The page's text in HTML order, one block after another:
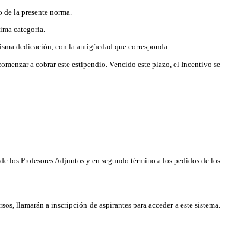
la presente norma.
categoría.
dedicación, con la antigüedad que corresponda.
a cobrar este estipendio. Vencido este plazo, el Incentivo se
los Profesores Adjuntos y en segundo término a los pedidos de los
llamarán a inscripción de aspirantes para acceder a este sistema.